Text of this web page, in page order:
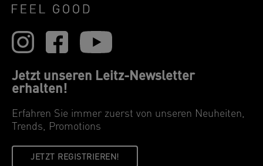
Jetzt unseren Leitz-Newsletter
erhalten!
Erfahren Sie immer zuerst von unseren Neuheiten,
Trends, Promotions
JETZT REGISTRIEREN!